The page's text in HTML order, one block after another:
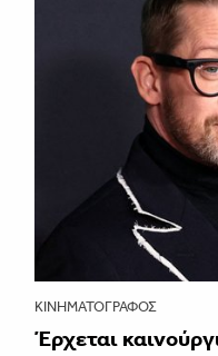
ΚΙΝΗΜΑΤΟΓΡΆΦΟΣ
Έρχεται